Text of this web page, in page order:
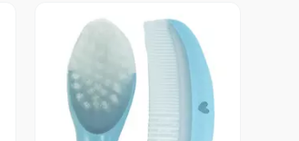
Vista Previa